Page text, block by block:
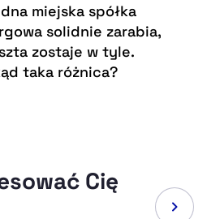
miejska spółka
solidnie zarabia,
zostaje w tyle.
taka różnica?
Cię